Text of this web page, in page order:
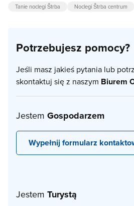
Tanie noclegi Štrba Noclegi Štrba centrum
Potrzebujesz pomocy?
Jeśli masz jakieś pytania lub
skontaktuj się z naszym Biurem
Jestem Gospodarzem
Wypełnij formularz
Jestem Turystą